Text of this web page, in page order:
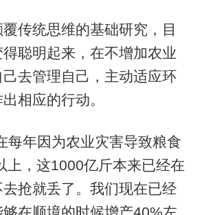
统思维的基础研究，目
聪明起来，在不增加农业
去管理自己，主动适应环
相应的行动。
年因为农业灾害导致粮食
上，这1000亿斤本来已经在
抢就丢了。我们现在已经